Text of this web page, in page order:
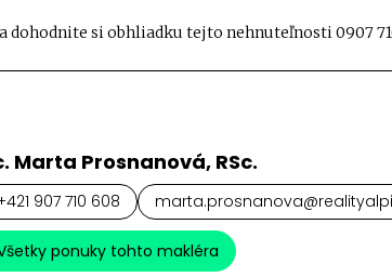
dohodnite si obhliadku tejto nehnuteľnosti 0907
Marta Prosnanová, RSc.
907 710 608
ponuky tohto makléra